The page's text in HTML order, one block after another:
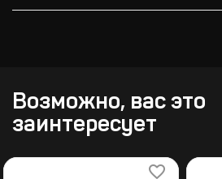
Возможно, вас это
заинтересует